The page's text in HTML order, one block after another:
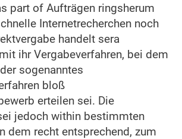
part of Aufträgen ringsherum
Internetrecherchen noch
handelt sera
ihr Vergabeverfahren, bei dem
sogenanntes
bloß
erteilen sei. Die
jedoch within bestimmten
dem recht entsprechend, zum